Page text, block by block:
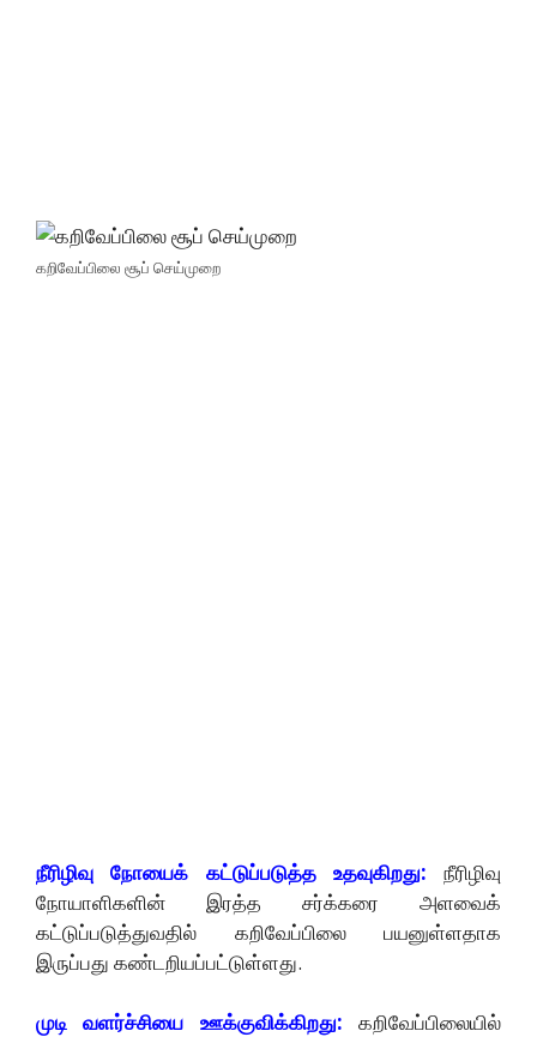
கறிவேப்பிலை சூப் செய்முறை
நீரிழிவு நோயைக் கட்டுப்படுத்த உதவுகிறது: நீரிழிவு
நோயாளிகளின் இரத்த சர்க்கரை அளவைக்
கட்டுப்படுத்துவதில் கறிவேப்பிலை பயனுள்ளதாக
இருப்பது கண்டறியப்பட்டுள்ளது.
முடி வளர்ச்சியை ஊக்குவிக்கிறது:
கறிவேப்பிலையில்